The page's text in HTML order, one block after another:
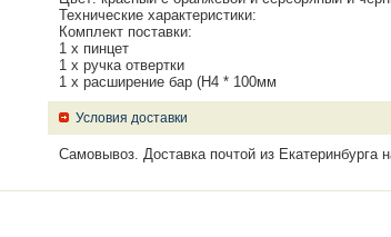
Технические характеристики:
Комплект поставки:
1 х пинцет
1 х ручка отвертки
1 х расширение бар (H4 * 100мм
Условия доставки
Самовывоз. Доставка почтой из